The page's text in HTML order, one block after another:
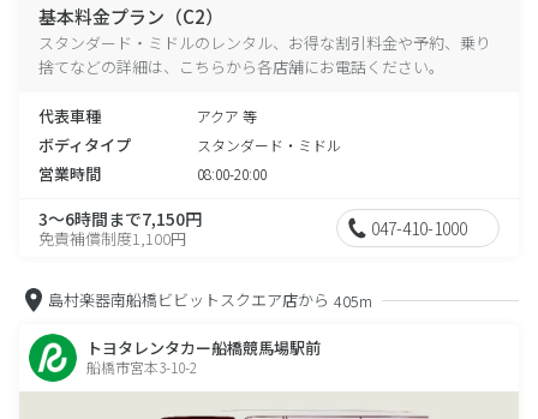
基本料金プラン（C2）
スタンダード・ミドルのレンタル、お得な割引料金や予約、乗り
捨てなどの詳細は、こちらから各店舗にお電話ください。
代表車種 アクア 等
ボディタイプ スタンダード・ミドル
営業時間 08:00-20:00
3～6時間まで7,150円
免責補償制度1,100円 047-410-1000
島村楽器南船橋ビビットスクエア店から 405m
トヨタレンタカー船橋競馬場駅前
船橋市宮本3-10-2